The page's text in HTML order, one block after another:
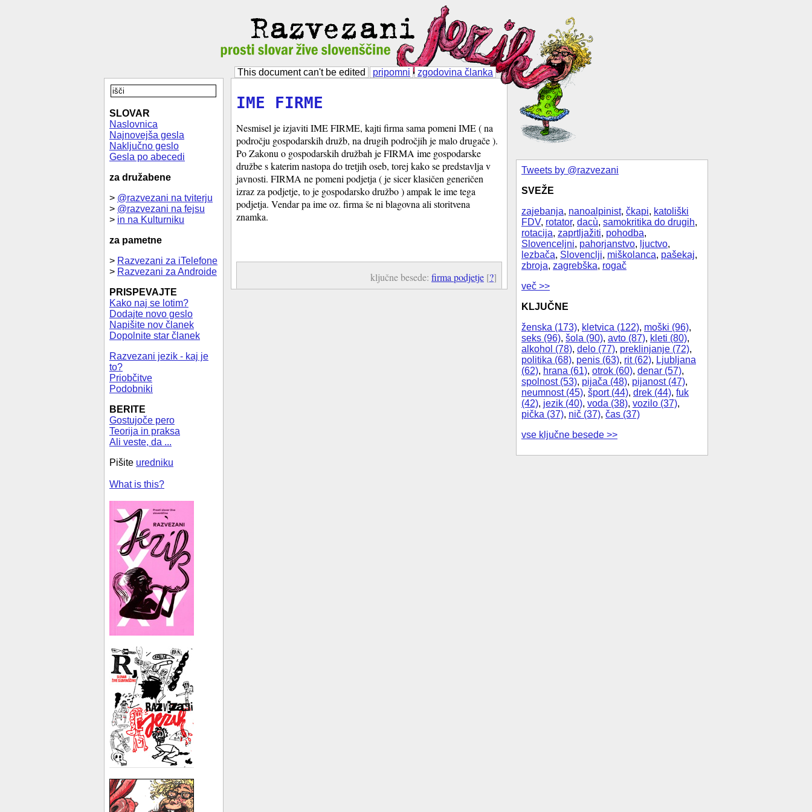
This document can't be edited pripomni zgodovina članka
Tweets by @razvezani
SVEŽE
zajebanja, nanoalpinist, čkapi, katoliški
FDV, rotator, dacù, samokritika do drugih,
rotacija, zaprtljažiti, pohodba,
Slovenceljni, pahorjanstvo, ljuctvo,
lezbača, Slovenclji, miškolanca, pašekaj,
zbroja, zagrebška, rogač
več >>
KLJUČNE
ženska (173), kletvica (122), moški (96),
seks (96), šola (90), avto (87), kleti (80),
alkohol (78), delo (77), preklinjanje (72),
politika (68), penis (63), rit (62), Ljubljana
(62), hrana (61), otrok (60), denar (57),
spolnost (53), pijača (48), pijanost (47),
neumnost (45), šport (44), drek (44), fuk
(42), jezik (40), voda (38), vozilo (37),
pička (37), nič (37), čas (37)
vse ključne besede >>
SLOVAR
Naslovnica
Najnovejša gesla
Naključno geslo
Gesla po abecedi
za družabene
> @razvezani na tviterju
> @razvezani na fejsu
> in na Kulturniku
za pametne
> Razvezani za iTelefone
> Razvezani za Androide
PRISPEVAJTE
Kako naj se lotim?
Dodajte novo geslo
Napišite nov članek
Dopolnite star članek
Razvezani jezik - kaj je
to?
Priobčitve
Podobniki
BERITE
Gostujoče pero
Teorija in praksa
Ali veste, da ...
Pišite uredniku
What is this?
IME FIRME
Nesmisel je izjaviti IME FIRME, kajti firma sama pomeni IME ( na
področju gospodarskih družb, na drugih področjih je malo drugače ).
Po Zakonu o gospodarskih družbah je FIRMA ime gospodarske
družbe s katerim nastopa do tretjih oseb, torej kako se predstavlja v
javnosti. FIRMA ne pomeni podjetja ( je sicer klasičen generičen
izraz za podjetje, to je gospodarsko družbo ) ampak le ime tega
podjetja. Vendar pa ime oz. firma še ni blagovna ali storitvena
znamka.
ključne besede: firma podjetje [?]